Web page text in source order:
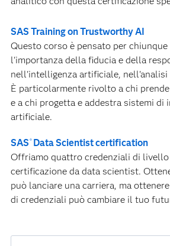
SAS Training on Trustworthy AI
Questo corso è pensato per
l'importanza della fiducia e della
nell'intelligenza artificiale, nell'analisi
È particolarmente rivolto a chi
e a chi progetta e addestra sistemi di
artificiale.
SAS ® Data Scientist certification
Offriamo quattro credenziali di
certificazione da data scientist.
può lanciare una carriera, ma
di credenziali può cambiare il tuo